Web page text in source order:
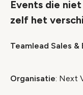
Events die
zelf het
Teamlead Sales
Organisatie: Next